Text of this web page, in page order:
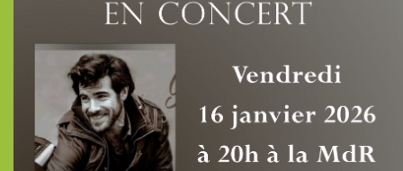
Activités, ...
Lieu de rencontres, ...
Culture et Convivialité, ...